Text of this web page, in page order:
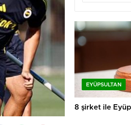
EYÜPSULTAN
8 şirket ile